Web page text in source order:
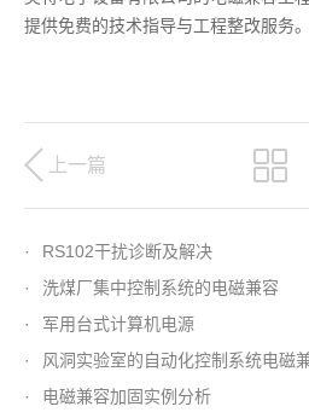
提供免费的技术指导与工程整改服务。
上一篇
·
RS102干扰诊断及解决
·
洗煤厂集中控制系统的电磁兼容
·
军用台式计算机电源
·
风洞实验室的自动化控制系统电磁
·
电磁兼容加固实例分析